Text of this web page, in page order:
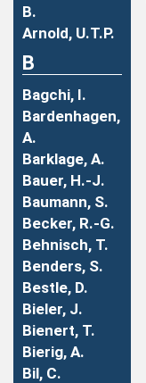
B.
Arnold, U.T.P.
B
Bagchi, I.
Bardenhagen,
A.
Barklage, A.
Bauer, H.-J.
Baumann, S.
Becker, R.-G.
Behnisch, T.
Benders, S.
Bestle, D.
Bieler, J.
Bienert, T.
Bierig, A.
Bil, C.